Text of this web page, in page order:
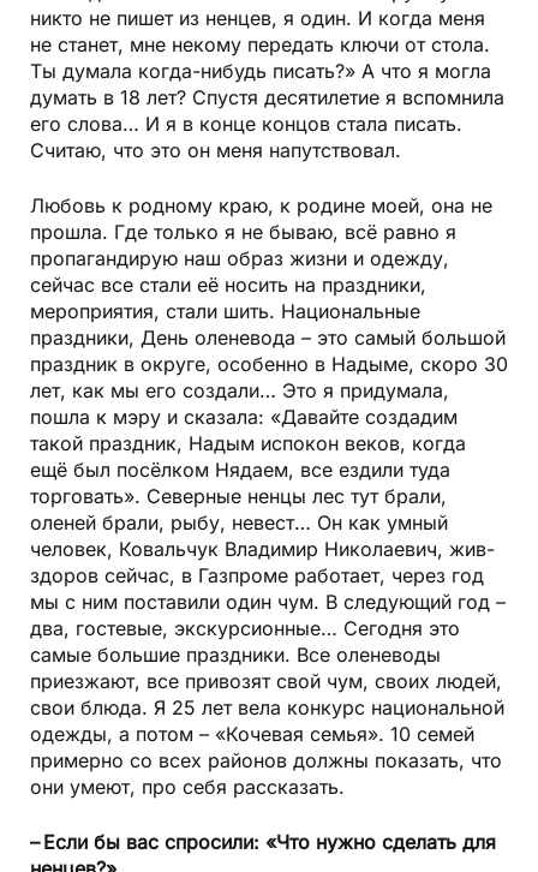
никто не пишет из ненцев, я один. И когда меня
не станет, мне некому передать ключи от стола.
Ты думала когда-нибудь писать?» А что я могла
думать в 18 лет? Спустя десятилетие я вспомнила
его слова… И я в конце концов стала писать.
Считаю, что это он меня напутствовал.
Любовь к родному краю, к родине моей, она не
прошла. Где только я не бываю, всё равно я
пропагандирую наш образ жизни и одежду,
сейчас все стали её носить на праздники,
мероприятия, стали шить. Национальные
праздники, День оленевода – это самый большой
праздник в округе, особенно в Надыме, скоро 30
лет, как мы его создали… Это я придумала,
пошла к мэру и сказала: «Давайте создадим
такой праздник, Надым испокон веков, когда
ещё был посёлком Нядаем, все ездили туда
торговать». Северные ненцы лес тут брали,
оленей брали, рыбу, невест… Он как умный
человек, Ковальчук Владимир Николаевич, жив-
здоров сейчас, в Газпроме работает, через год
мы с ним поставили один чум. В следующий год –
два, гостевые, экскурсионные… Сегодня это
самые большие праздники. Все оленеводы
приезжают, все привозят свой чум, своих людей,
свои блюда. Я 25 лет вела конкурс национальной
одежды, а потом – «Кочевая семья». 10 семей
примерно со всех районов должны показать, что
они умеют, про себя рассказать.
– Если бы вас спросили: «Что нужно сделать для